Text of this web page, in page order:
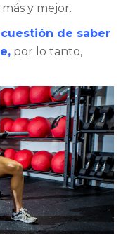
y mejor.
cuestión de saber
por lo tanto,